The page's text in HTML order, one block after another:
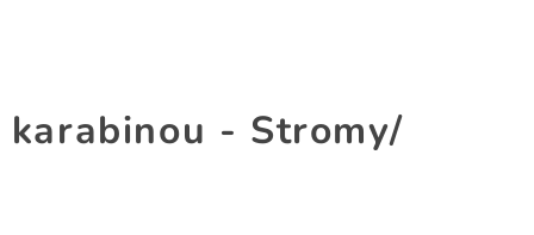
karabinou - Stromy/